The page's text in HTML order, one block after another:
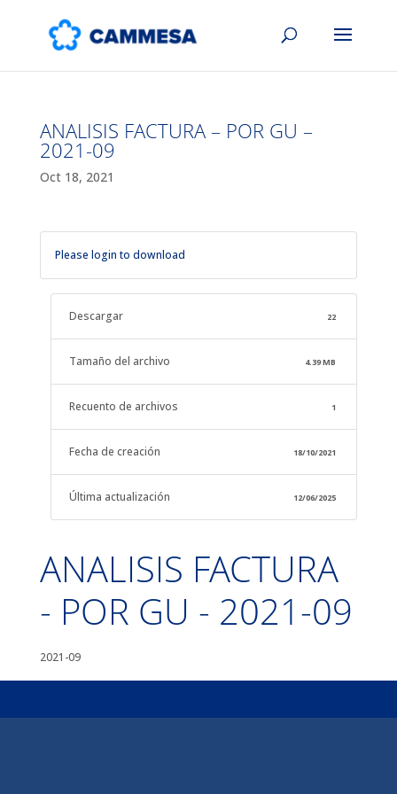
ANALISIS FACTURA – POR GU –
2021-09
Oct 18, 2021
Please login to download
Descargar 22
Tamaño del archivo 4.39 MB
Recuento de archivos 1
Fecha de creación 18/10/2021
Última actualización 12/06/2025
ANALISIS FACTURA
- POR GU - 2021-09
2021-09